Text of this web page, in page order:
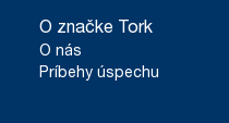
O značke Tork
O nás
Príbehy úspechu